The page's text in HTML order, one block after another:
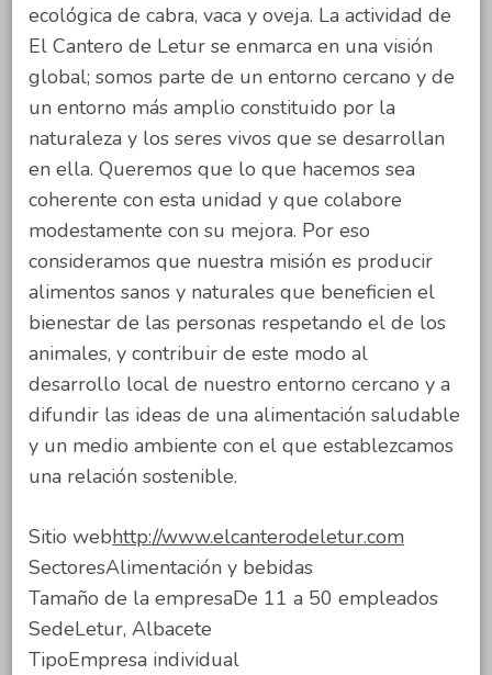
ecológica de cabra, vaca y oveja. La actividad de
El Cantero de Letur se enmarca en una visión
global; somos parte de un entorno cercano y de
un entorno más amplio constituido por la
naturaleza y los seres vivos que se desarrollan
en ella. Queremos que lo que hacemos sea
coherente con esta unidad y que colabore
modestamente con su mejora. Por eso
consideramos que nuestra misión es producir
alimentos sanos y naturales que beneficien el
bienestar de las personas respetando el de los
animales, y contribuir de este modo al
desarrollo local de nuestro entorno cercano y a
difundir las ideas de una alimentación saludable
y un medio ambiente con el que establezcamos
una relación sostenible.
Sitio webhttp://www.elcanterodeletur.com
SectoresAlimentación y bebidas
Tamaño de la empresaDe 11 a 50 empleados
SedeLetur, Albacete
TipoEmpresa individual